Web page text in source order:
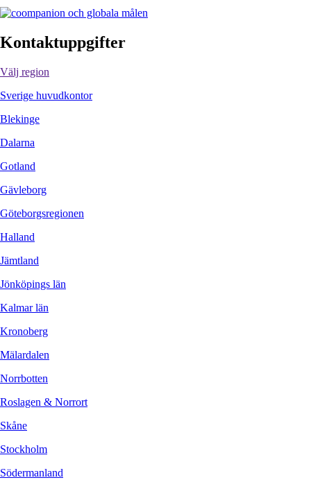
Kontaktuppgifter
Välj region
Sverige huvudkontor
Blekinge
Dalarna
Gotland
Gävleborg
Göteborgsregionen
Halland
Jämtland
Jönköpings län
Kalmar län
Kronoberg
Mälardalen
Norrbotten
Roslagen & Norrort
Skåne
Stockholm
Södermanland